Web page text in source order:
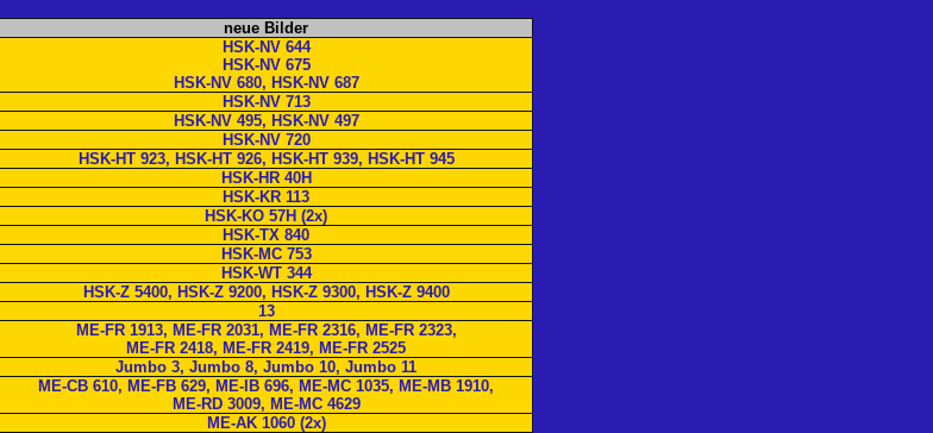
neue Bilder
HSK-NV 644
HSK-NV 675
HSK-NV 680, HSK-NV 687
HSK-NV 713
HSK-NV 495, HSK-NV 497
HSK-NV 720
HSK-HT 923, HSK-HT 926, HSK-HT 939, HSK-HT 945
HSK-HR 40H
HSK-KR 113
HSK-KO 57H (2x)
HSK-TX 840
HSK-MC 753
HSK-WT 344
HSK-Z 5400, HSK-Z 9200, HSK-Z 9300, HSK-Z 9400
13
ME-FR 1913, ME-FR 2031, ME-FR 2316, ME-FR 2323,
ME-FR 2418, ME-FR 2419, ME-FR 2525
Jumbo 3, Jumbo 8, Jumbo 10, Jumbo 11
ME-CB 610, ME-FB 629, ME-IB 696, ME-MC 1035, ME-MB 1910,
ME-RD 3009, ME-MC 4629
ME-AK 1060 (2x)